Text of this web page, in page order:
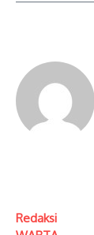
Redaksi